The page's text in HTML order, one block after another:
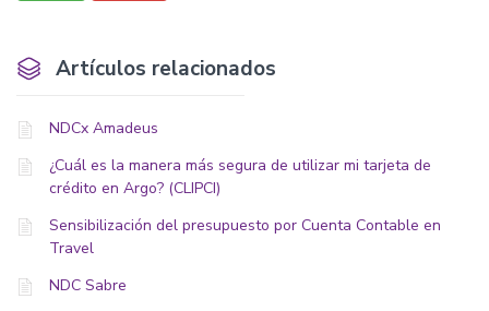
Artículos relacionados
NDCx Amadeus
¿Cuál es la manera más segura de utilizar mi tarjeta de
crédito en Argo? (CLIPCI)
Sensibilización del presupuesto por Cuenta Contable en
Travel
NDC Sabre